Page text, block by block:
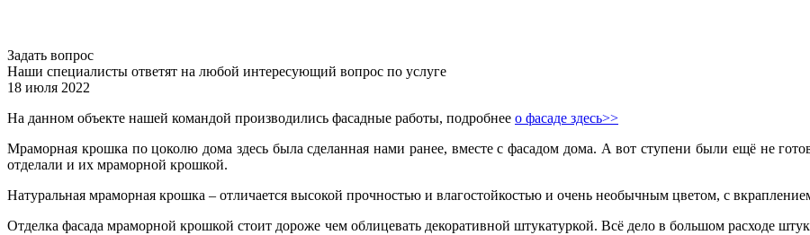
Задать вопрос
Наши специалисты ответят на любой интересующий вопрос по услуге
18 июля 2022
На данном объекте нашей командой производились фасадные работы, подробнее о фасаде здесь>>
Мраморная крошка по цоколю дома здесь была сделанная нами ранее, вместе с фасадом дома. А вот ступени были ещё не
отделали и их мраморной крошкой.
Натуральная мраморная крошка – отличается высокой прочностью и влагостойкостью и очень необычным цветом, с
Отделка фасада мраморной крошкой стоит дороже чем облицевать декоративной штукатуркой. Всё дело в большом расходе